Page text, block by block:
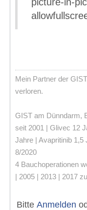
Mein Partner der
verloren.
GIST am Dünndarm,
seit 2001 | Glivec 12
Jahre | Avapritinib 1,5
8/2020
4 Bauchoperationen
| 2005 | 2013 | 2017
Bitte Anmelden